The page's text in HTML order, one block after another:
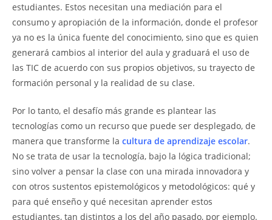
estudiantes. Estos necesitan una mediación para el
consumo y apropiación de la información, donde el profesor
ya no es la única fuente del conocimiento, sino que es quien
generará cambios al interior del aula y graduará el uso de
las TIC de acuerdo con sus propios objetivos, su trayecto de
formación personal y la realidad de su clase.
Por lo tanto, el desafío más grande es plantear las
tecnologías como un recurso que puede ser desplegado, de
manera que transforme la cultura de aprendizaje escolar.
No se trata de usar la tecnología, bajo la lógica tradicional;
sino volver a pensar la clase con una mirada innovadora y
con otros sustentos epistemológicos y metodológicos: qué y
para qué enseño y qué necesitan aprender estos
estudiantes, tan distintos a los del año pasado, por ejemplo.